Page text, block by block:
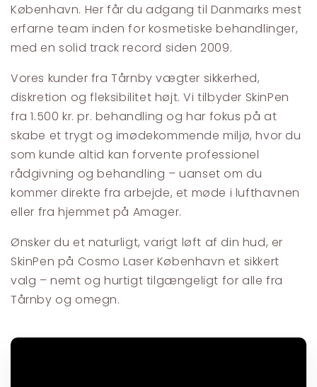
København. Her får du adgang til Danmarks mest
erfarne team inden for kosmetiske behandlinger,
med en solid track record siden 2009.
Vores kunder fra Tårnby vægter sikkerhed,
diskretion og fleksibilitet højt. Vi tilbyder SkinPen
fra 1.500 kr. pr. behandling og har fokus på at
skabe et trygt og imødekommende miljø, hvor du
som kunde altid kan forvente professionel
rådgivning og behandling – uanset om du
kommer direkte fra arbejde, et møde i lufthavnen
eller fra hjemmet på Amager.
Ønsker du et naturligt, varigt løft af din hud, er
SkinPen på Cosmo Laser København et sikkert
valg – nemt og hurtigt tilgængeligt for alle fra
Tårnby og omegn.